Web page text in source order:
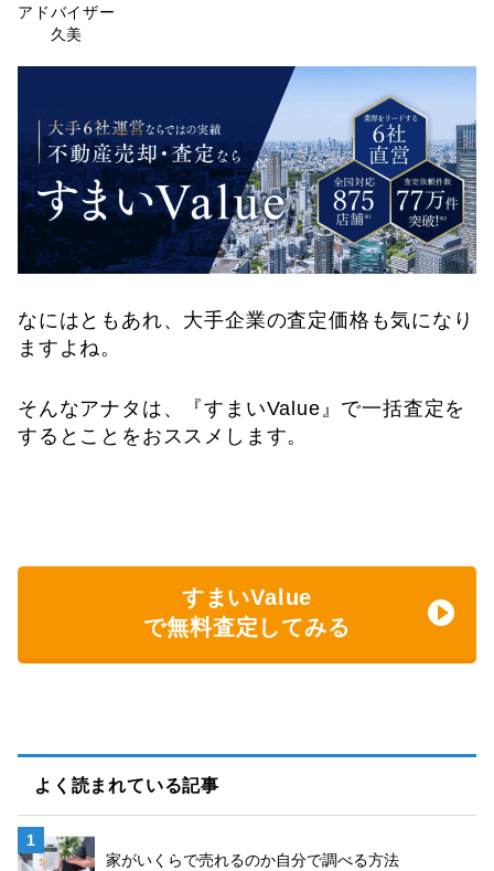
なにはともあれ、大手企業の査定価格も気になり
ますよね。
そんなアナタは、『すまいValue』で一括査定を
するとことをおススメします。
すまいValue
で無料査定してみる
よく読まれている記事
家がいくらで売れるのか自分で調べる方法